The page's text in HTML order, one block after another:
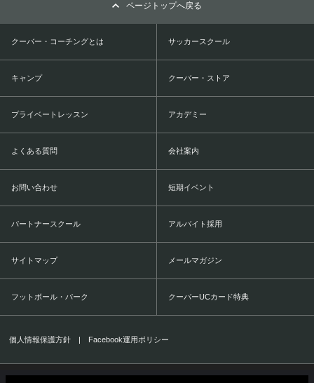
ページトップへ戻る
クーバー・コーチングとは サッカースクール
キャンプ クーバー・ストア
プライベートレッスン アカデミー
よくある質問 会社案内
お問い合わせ 短期イベント
パートナースクール アルバイト採用
サイトマップ メールマガジン
フットボール・パーク クーバーUCカード特典
個人情報保護方針 | Facebook運用ポリシー